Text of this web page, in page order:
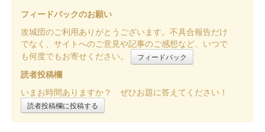
熊本城 御城印 オシロボット 熊本城
2023年12月16，17日に開催されたお城EXPO2023の
「MIXI_ANIME『城郭合体オシロボッツ』」のブースにて販売さ
れた「城郭合体オシロボッツ」とのコラボ御城印。2025年10月
14日……
熊本城 御城印
フィードバックのお願い
攻城団のご利用ありがとうございます。不具合報告だけ
でなく、サイトへのご意見や記事のご感想など、いつで
も何度でもお寄せください。
フィードバック
読者投稿欄
いまお時間ありますか？ ぜひお題に答えてください！
読者投稿欄に投稿する